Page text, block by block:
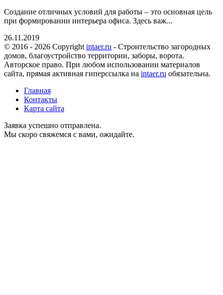
Создание отличных условий для работы – это основная цель
при формировании интерьера офиса. Здесь важ...
26.11.2019
© 2016 - 2026 Copyright intaer.ru - Cтроительство загородных
домов, благоустройство территории, заборы, ворота.
Авторское право. При любом использовании материалов
сайта, прямая активная гиперссылка на intaer.ru обязательна.
Главная
Контакты
Карта сайта
Заявка успешно отправлена.
Мы скоро свяжемся с вами, ожидайте.